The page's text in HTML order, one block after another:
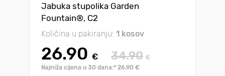
Jabuka stupolika Garden
Fountain®, C2
Količina u pakiranju: 1 kosov
26.90 € 34.90 €
Najniža cijena u 30 dana:* 26.90 €